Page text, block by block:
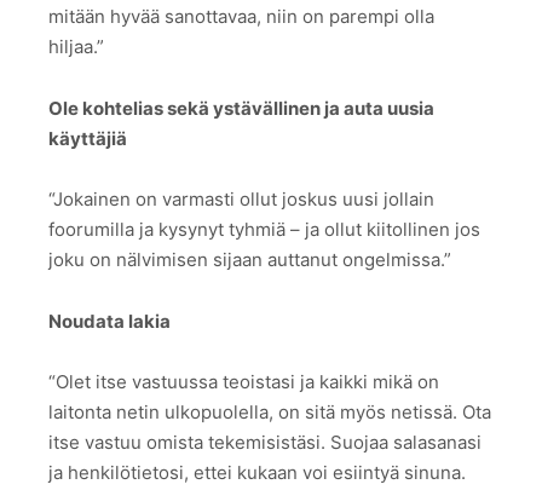
mitään hyvää sanottavaa, niin on parempi olla
hiljaa.”
Ole kohtelias sekä ystävällinen ja auta uusia
käyttäjiä
“Jokainen on varmasti ollut joskus uusi jollain
foorumilla ja kysynyt tyhmiä – ja ollut kiitollinen jos
joku on nälvimisen sijaan auttanut ongelmissa.”
Noudata lakia
“Olet itse vastuussa teoistasi ja kaikki mikä on
laitonta netin ulkopuolella, on sitä myös netissä. Ota
itse vastuu omista tekemisistäsi. Suojaa salasanasi
ja henkilötietosi, ettei kukaan voi esiintyä sinuna.